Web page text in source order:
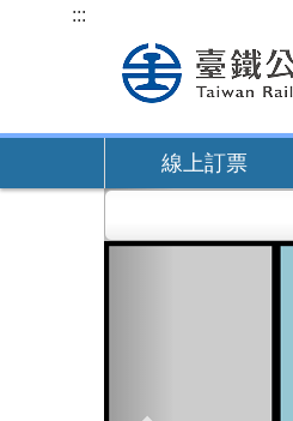
內
:::
線上訂票
一